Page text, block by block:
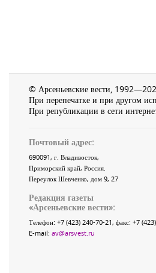
© Арсеньевские вести,
При перепечатке и при другом
При републикации в сети
Почтовый адрес:
690091, г. Владивосток,
Приморский край, Россия.
Переулок Шевченко, дом 9, 27
Редакция газеты
«Арсеньевские вести»:
Телефон: +7 (423) 240-70-21, факс: +7
E-mail: av@arsvest.ru